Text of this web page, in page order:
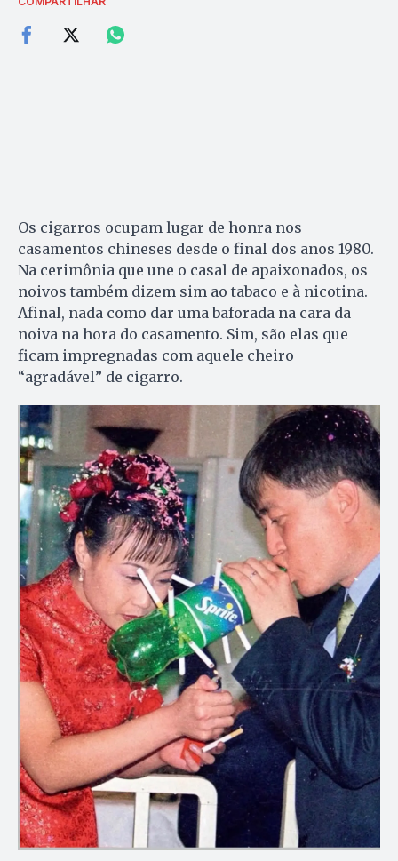
Os cigarros ocupam lugar de honra nos
casamentos chineses desde o final dos anos 1980.
Na cerimônia que une o casal de apaixonados, os
noivos também dizem sim ao tabaco e à nicotina.
Afinal, nada como dar uma baforada na cara da
noiva na hora do casamento. Sim, são elas que
ficam impregnadas com aquele cheiro
“agradável” de cigarro.